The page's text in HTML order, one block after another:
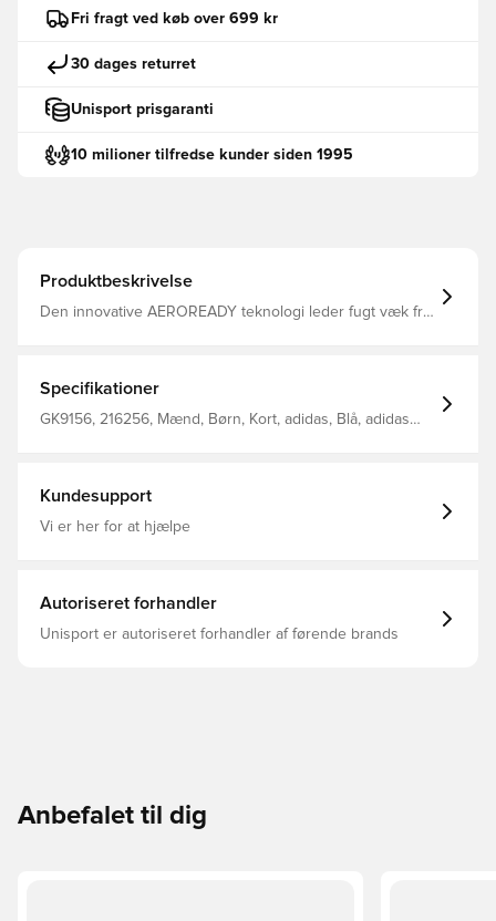
Fri fragt ved køb over 699 kr
30 dages returret
Unisport prisgaranti
10 milioner tilfredse kunder siden 1995
Produktbeskrivelse
Den innovative AEROREADY teknologi leder fugt væk fra
genanvendt indhold Elastisk ribkant i livet, som kan
strammes til for bedst muligt fit Regular fit Fremstillet i
100% genanvendt polyester.
Specifikationer
GK9156, 216256, Mænd, Børn, Kort, adidas, Blå, adidas
Kundesupport
Vi er her for at hjælpe
Autoriseret forhandler
Unisport er autoriseret forhandler af førende brands
Anbefalet til dig